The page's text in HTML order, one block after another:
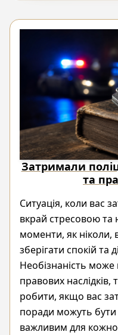
Затримали
та
Ситуація, коли вас
вкрай стресовою та
моменти, як ніколи,
зберігати спокій та
Необізнаність
правових
робити, якщо вас
поради можуть
важливим для